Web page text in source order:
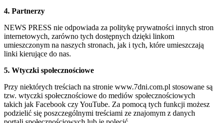
4. Partnerzy
NEWS PRESS nie odpowiada za politykę prywatności innych stron
internetowych, zarówno tych dostępnych dzięki linkom
umieszczonym na naszych stronach, jak i tych, które umieszczają
linki kierujące do nas.
5. Wtyczki społecznościowe
Przy niektórych treściach na stronie www.7dni.com.pl stosowane są
tzw. wtyczki społecznościowe do mediów społecznościowych
takich jak Facebook czy YouTube. Za pomocą tych funkcji możesz
podzielić się poszczególnymi treściami ze znajomym z danych